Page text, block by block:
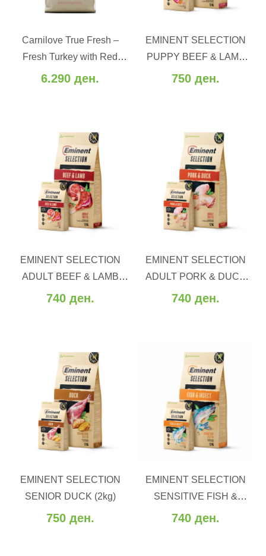
Carnilove True Fresh –
Fresh Turkey with Red
Lentils and Lemna - Свежо
6.290 ден.
Додај во желби
Додај за споредба
EMINENT SELECTION
PUPPY BEEF & LAMB
32/17 (2-12 kg.)
750 ден.
Додај во желби
Додај за споредба
EMINENT SELECTION
ADULT BEEF & LAMB
28/15 (2-12 kg.)
740 ден.
Додај во желби
Додај за споредба
EMINENT SELECTION
ADULT PORK & DUCK
28/15 (2-12 kg.)
740 ден.
Додај во желби
Додај за споредба
EMINENT SELECTION
SENIOR DUCK (2kg)
750 ден.
Додај во желби
Додај за споредба
EMINENT SELECTION
SENSITIVE FISH &
INSECT (2/12 kg)
740 ден.
Додај во желби
Додај за споредба